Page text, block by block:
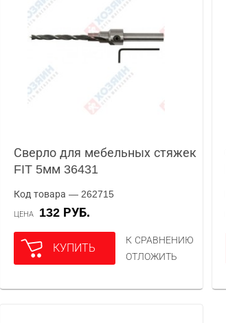
Сверло для мебельных стяжек
FIT 5мм 36431
Код товара — 262715
ЦЕНА 132 РУБ.
КУПИТЬ
К СРАВНЕНИЮ
ОТЛОЖИТЬ